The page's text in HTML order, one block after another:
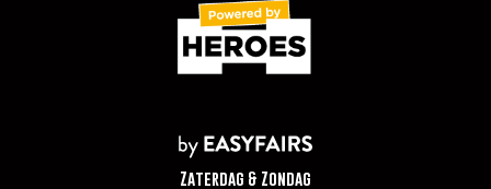
Zaterdag & Zondag